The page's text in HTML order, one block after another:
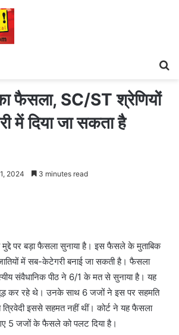
फैसला, SC/ST श्रेणियों
में दिया जा सकता है
2024 3 minutes read
पर बड़ा फैसला सुनाया है। इस फैसले के मुताबिक
में सब-केटेगरी बनाई जा सकती है। फैसला
संवैधानिक पीठ ने 6/1 के मत से सुनाया है। यह
कर रहे थे। उनके साथ 6 जजों ने इस पर सहमति
इससे सहमत नहीं थीं। कोर्ट ने यह फैसला
5 जजों के फैसले को पलट दिया है।